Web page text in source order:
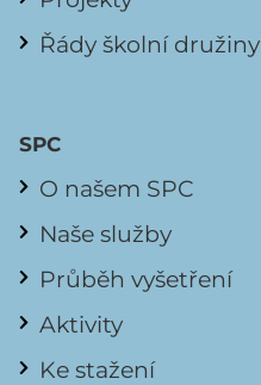
Řády školní družiny
SPC
O našem SPC
Naše služby
Průběh vyšetření
Aktivity
Ke stažení